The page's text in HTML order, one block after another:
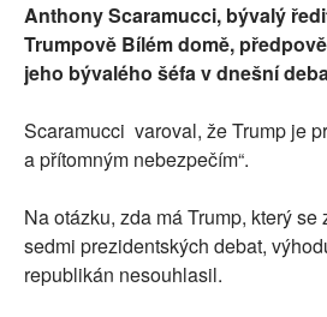
Anthony Scaramucci, bývalý
Trumpově Bílém domě,
jeho bývalého šéfa v dnešní
Scaramucci varoval, že Trump je
a přítomným nebezpečím“.
Na otázku, zda má Trump, který
sedmi prezidentských debat,
republikán nesouhlasil.